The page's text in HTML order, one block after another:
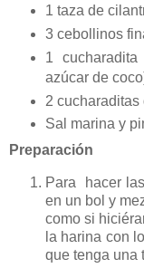
1 taza de
3 cebollinos
1
azúcar de
2 cucharaditas
Sal marina y
Preparación
Para hacer
en un bol y
como si
la harina con
que tenga una